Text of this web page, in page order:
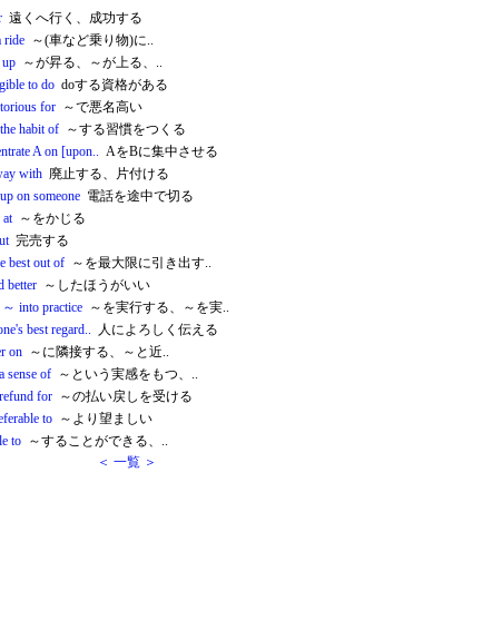
遠くへ行く、成功する
ride ～(車など乗り物)に..
up ～が昇る、～が上る、..
to do doする資格がある
for ～で悪名高い
habit of ～する習慣をつくる
A on [upon.. AをBに集中させる
with 廃止する、片付ける
on someone 電話を途中で切る
at～をかじる
完売する
best out of ～を最大限に引き出す..
better ～したほうがいい
into practice ～を実行する、～を実..
best regard.. 人によろしく伝える
on ～に隣接する、～と近..
sense of ～という実感をもつ、..
for ～の払い戻しを受ける
to ～より望ましい
to ～することができる、..
＜ 一覧 ＞